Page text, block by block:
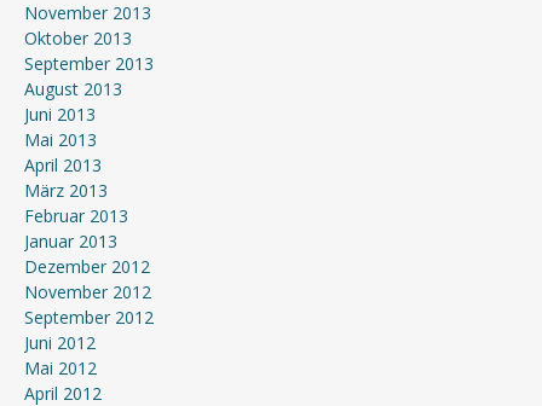
November 2013
Oktober 2013
September 2013
August 2013
Juni 2013
Mai 2013
April 2013
März 2013
Februar 2013
Januar 2013
Dezember 2012
November 2012
September 2012
Juni 2012
Mai 2012
April 2012